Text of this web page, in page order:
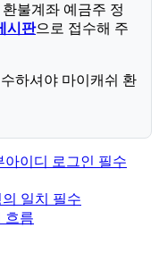
불계좌 예금주 정
시판으로 접수해 주
하셔야 마이캐쉬 환
이디 로그인 필수
일치 필수
흐름